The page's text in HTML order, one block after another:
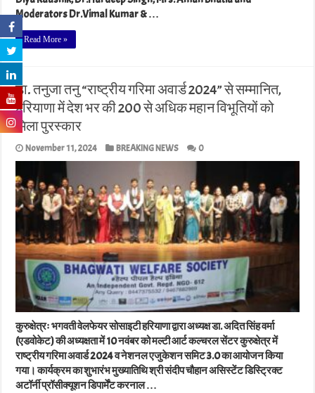
Moderators Dr.Vimal Kumar & …
Read More »
डा. तनुजा तनु “राष्ट्रीय गरिमा अवार्ड 2024” से सम्मानित,
हरियाणा में देश भर की 200 से अधिक महान विभूतियों को
मिला पुरस्कार
November 11, 2024 BREAKING NEWS 0
कुरुक्षेत्रः भगवती वेलफेयर सोसाइटी हरियाणा द्वारा अध्यक्ष डा. अदित सिंह वर्मा
(एडवोकेट) की अध्यक्षता में 10 नवंबर को मल्टी आर्ट कल्चरल सेंटर कुरुक्षेत्र में
राष्ट्रीय गरिमा अवार्ड 2024 व नेशनल एजुकेशन समिट 3.0 का आयोजन किया
गया। कार्यक्रम का शुभारंभ मुख्यातिथि श्री संदीप चौहान असिस्टेंट डिस्ट्रिक्ट
अटॉर्नी प्रॉसीक्यूशन डिपार्मेंट करनाल …